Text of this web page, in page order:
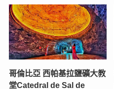
哥倫比亞 西帕基拉鹽礦大教
堂Catedral de Sal de